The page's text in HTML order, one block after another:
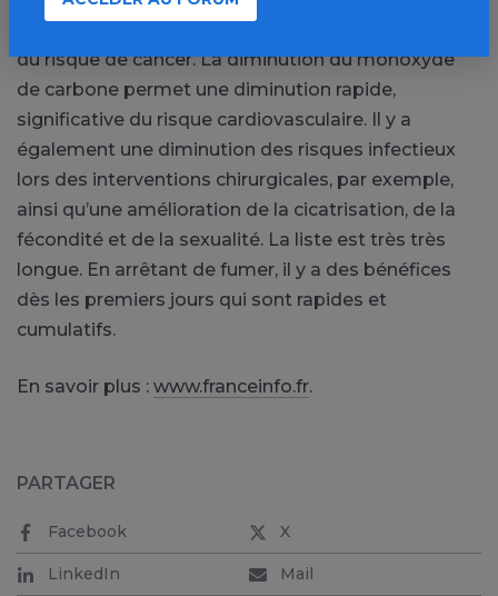
du risque de cancer. La diminution du monoxyde
de carbone permet une diminution rapide,
significative du risque cardiovasculaire. Il y a
également une diminution des risques infectieux
lors des interventions chirurgicales, par exemple,
ainsi qu’une amélioration de la cicatrisation, de la
fécondité et de la sexualité. La liste est très très
longue. En arrêtant de fumer, il y a des bénéfices
dès les premiers jours qui sont rapides et
cumulatifs.
En savoir plus : www.franceinfo.fr.
PARTAGER
Facebook X
LinkedIn Mail